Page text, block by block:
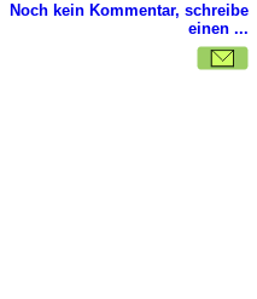
Noch kein Kommentar, schreibe
einen ...